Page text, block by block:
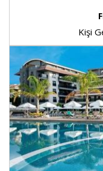
Kişi